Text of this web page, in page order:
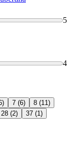
5
4
7 (6) 8 (11)
28 (2) 37 (1)